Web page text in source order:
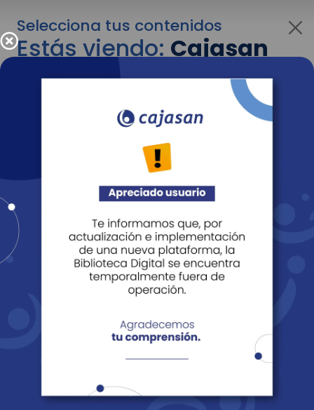
Selecciona tus contenidos
Estás viendo:Cajasan
corporativo
Para cambiar al contenido de tu interés más
adelante recuerda utilizar el menú
Entendido
Revista Fácil Vivir
Sedes Directorio Servicios En Línea